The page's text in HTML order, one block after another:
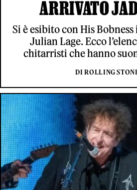
ARRIVATO
Si è esibito con His
Julian Lage. Ecco
chitarristi che hanno
DI ROLLING